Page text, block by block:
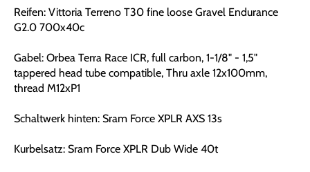
Reifen: Vittoria Terreno T30 fine loose Gravel Endurance
G2.0 700x40c
Gabel: Orbea Terra Race ICR, full carbon, 1-1/8" - 1,5"
tappered head tube compatible, Thru axle 12x100mm,
thread M12xP1
Schaltwerk hinten: Sram Force XPLR AXS 13s
Kurbelsatz: Sram Force XPLR Dub Wide 40t